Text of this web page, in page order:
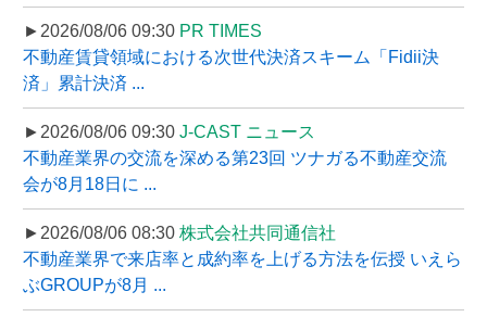
►2026/08/06 09:30 PR TIMES
不動産賃貸領域における次世代決済スキーム「Fidii決
済」累計決済 ...
►2026/08/06 09:30 J-CAST ニュース
不動産業界の交流を深める第23回 ツナガる不動産交流
会が8月18日に ...
►2026/08/06 08:30 株式会社共同通信社
不動産業界で来店率と成約率を上げる方法を伝授 いえら
ぶGROUPが8月 ...